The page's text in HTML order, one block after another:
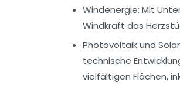
Windenergie: Mit
Windkraft das
Photovoltaik und
technische
vielfältigen Flächen,